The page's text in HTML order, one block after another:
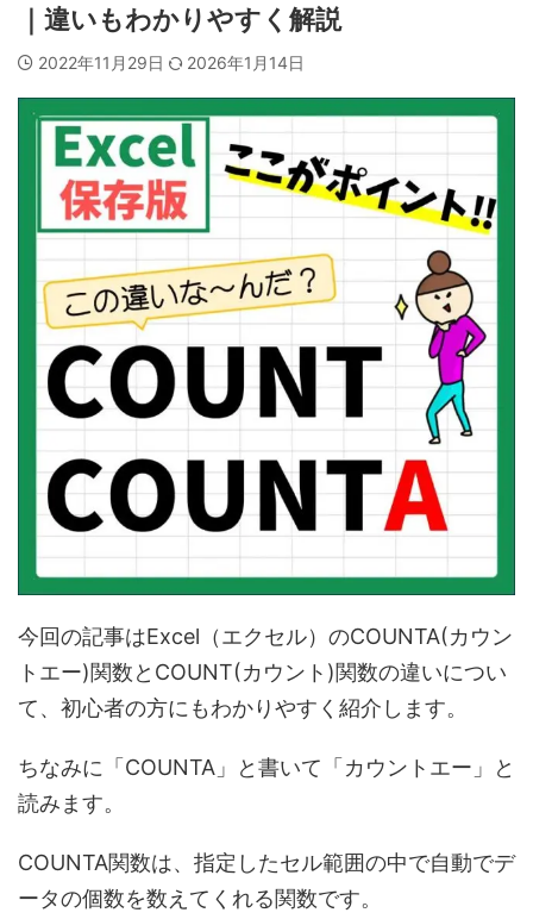
｜違いもわかりやすく解説
2022年11月29日 2026年1月14日
今回の記事はExcel（エクセル）のCOUNTA(カウン
トエー)関数とCOUNT(カウント)関数の違いについ
て、初心者の方にもわかりやすく紹介します。
ちなみに「COUNTA」と書いて「カウントエー」と
読みます。
COUNTA関数は、指定したセル範囲の中で自動でデ
ータの個数を数えてくれる関数です。